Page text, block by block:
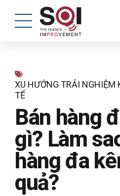
XU HƯỚNG TRẢI NGHIỆM
TẾ
Bán hàng
gì? Làm
hàng đa
quả?